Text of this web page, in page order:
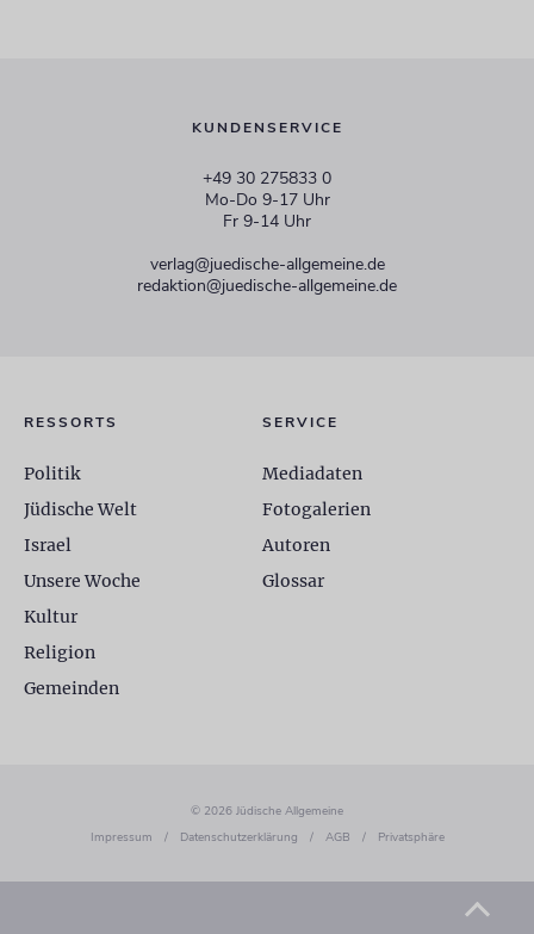
KUNDENSERVICE
+49 30 275833 0
Mo-Do 9-17 Uhr
Fr 9-14 Uhr
verlag@juedische-allgemeine.de
redaktion@juedische-allgemeine.de
RESSORTS
Politik
Jüdische Welt
Israel
Unsere Woche
Kultur
Religion
Gemeinden
SERVICE
Mediadaten
Fotogalerien
Autoren
Glossar
© 2026 Jüdische Allgemeine
Impressum
/ Datenschutzerklärung / AGB / Privatsphäre